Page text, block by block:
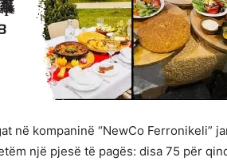
në kompaninë “NewCo Ferronikeli”
një pjesë të pagës: disa 75 për